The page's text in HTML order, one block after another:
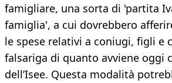
famigliare, una sorta di 'partita
famiglia', a cui dovrebbero
le spese relativi a coniugi, figli e
falsariga di quanto avviene oggi
dell’Isee. Questa modalità